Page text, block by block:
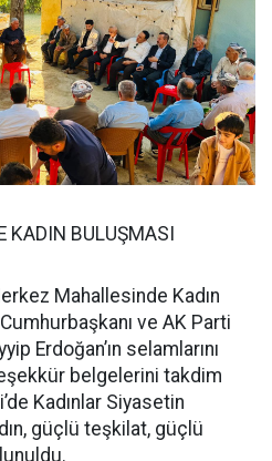
KADIN BULUŞMASI
Mahallesinde Kadın
ve AK Parti
Erdoğan’ın selamlarını
belgelerini takdim
Kadınlar Siyasetin
güçlü teşkilat, güçlü